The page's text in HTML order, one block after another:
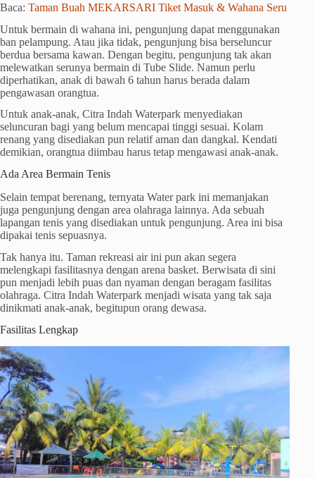
Baca: Taman Buah MEKARSARI Tiket Masuk & Wahana Seru
Untuk bermain di wahana ini, pengunjung dapat menggunakan
ban pelampung. Atau jika tidak, pengunjung bisa berseluncur
berdua bersama kawan. Dengan begitu, pengunjung tak akan
melewatkan serunya bermain di Tube Slide. Namun perlu
diperhatikan, anak di bawah 6 tahun harus berada dalam
pengawasan orangtua.
Untuk anak-anak, Citra Indah Waterpark menyediakan
seluncuran bagi yang belum mencapai tinggi sesuai. Kolam
renang yang disediakan pun relatif aman dan dangkal. Kendati
demikian, orangtua diimbau harus tetap mengawasi anak-anak.
Ada Area Bermain Tenis
Selain tempat berenang, ternyata Water park ini memanjakan
juga pengunjung dengan area olahraga lainnya. Ada sebuah
lapangan tenis yang disediakan untuk pengunjung. Area ini bisa
dipakai tenis sepuasnya.
Tak hanya itu. Taman rekreasi air ini pun akan segera
melengkapi fasilitasnya dengan arena basket. Berwisata di sini
pun menjadi lebih puas dan nyaman dengan beragam fasilitas
olahraga. Citra Indah Waterpark menjadi wisata yang tak saja
dinikmati anak-anak, begitupun orang dewasa.
Fasilitas Lengkap